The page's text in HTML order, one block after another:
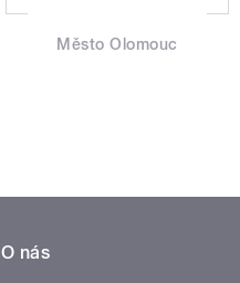
Město Olomouc
O nás